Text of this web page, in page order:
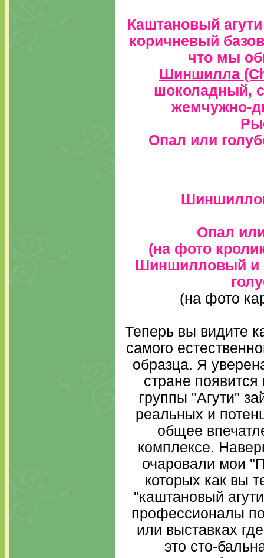
Каштановый
коричневый
что мы
Шиншилла
шоколадный,
жемчужно-
Опал или
Опал
(на фото
Шиншилловый и
(на фото
Теперь вы видите
самого
образца. Я
стране появится
группы "Агути"
реальных и
общее
комплексе.
очаровали мои
которых как вы
"каштановый
профессионалы
или выставках
это сто-